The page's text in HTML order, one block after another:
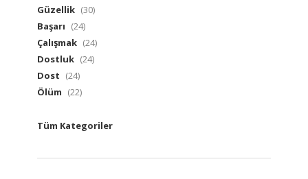
Güzellik (30)
Başarı (24)
Çalışmak (24)
Dostluk (24)
Dost (24)
Ölüm (22)
Tüm Kategoriler